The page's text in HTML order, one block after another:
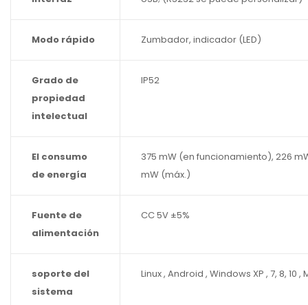
Modo rápido Zumbador, indicador (LED)
Grado de
propiedad
intelectual
IP52
El consumo
de energía
375 mW (en funcionamiento), 226
mW (máx.)
Fuente de
alimentación
CC 5V ±5%
soporte del
sistema
Linux , Android , Windows XP , 7, 8, 10 ,